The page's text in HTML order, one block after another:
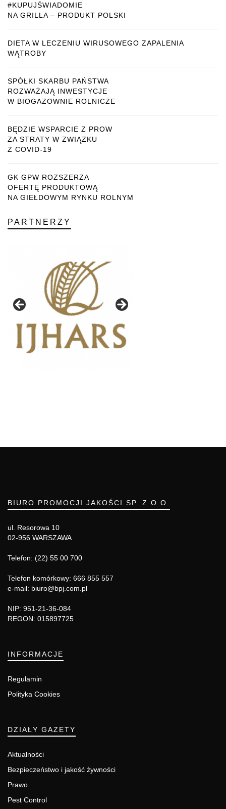
#KUPUJŚWIADOMIE
NA GRILLA – PRODUKT POLSKI
DIETA W LECZENIU WIRUSOWEGO ZAPALENIA
WĄTROBY
SPÓŁKI SKARBU PAŃSTWA
ROZWAŻAJĄ INWESTYCJE
W BIOGAZOWNIE ROLNICZE
BĘDZIE WSPARCIE Z PROW
ZA STRATY W ZWIĄZKU
Z COVID-19
GK GPW ROZSZERZA
OFERTĘ PRODUKTOWĄ
NA GIEŁDOWYM RYNKU ROLNYM
PARTNERZY
BIURO PROMOCJI JAKOŚCI SP. Z O.O.
ul. Resorowa 10
02-956 WARSZAWA
Telefon: (22) 55 00 700
Telefon komórkowy: 666 855 557
e-mail: biuro@bpj.com.pl
NIP: 951-21-36-084
REGON: 015897725
INFORMACJE
Regulamin
Polityka Cookies
DZIAŁY GAZETY
Aktualności
Bezpieczeństwo i jakość żywności
Prawo
Pest Control